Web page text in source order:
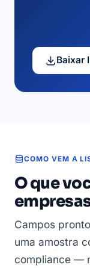
Baixar
COMO VEM A
O que
Campos
uma amostra
compliance —